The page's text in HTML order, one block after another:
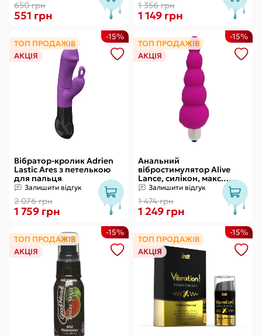
650 грн
551 грн
1 356 грн
1 149 грн
ТОП ПРОДАЖІВ
АКЦІЯ
Вібратор-кролик Adrien
Lastic Ares з петелькою
для пальця
Залишити відгук
2 076 грн
-15%
1 759 грн
ТОП ПРОДАЖІВ
АКЦІЯ
Анальний
вібростимулятор Alive
Lance, силікон, макс.
діаметр 2,9 см
(передостання кулька)
Залишити відгук
1 474 грн
-15%
1 249 грн
ТОП ПРОДАЖІВ
АКЦІЯ
-15%
ТОП ПРОДАЖІВ
АКЦІЯ
-15%